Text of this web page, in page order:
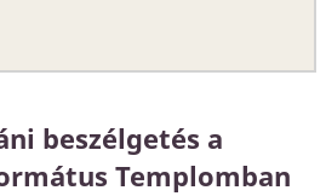
beszélgetés a
Templomban